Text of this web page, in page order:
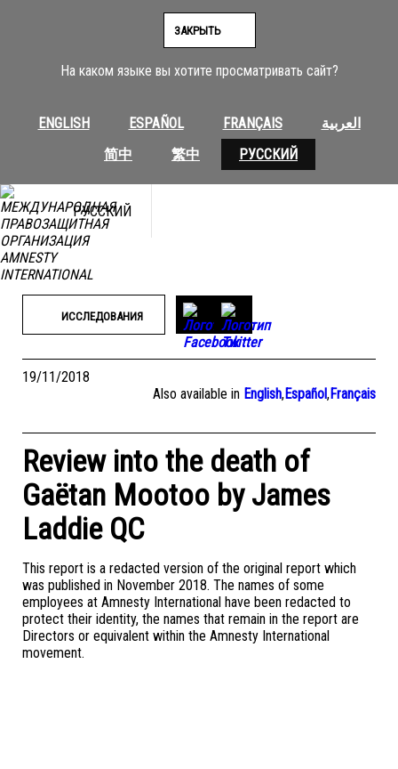
На каком языке вы хотите просматривать сайт?
ENGLISH ESPAÑOL FRANÇAIS
العربية
简中
繁中 РУССКИЙ
ЗАКРЫТЬ
РУССКИЙ
ИССЛЕДОВАНИЯ
19/11/2018
Also available in English,Español,Français
Review into the death of
Gaëtan Mootoo by James
Laddie QC
This report is a redacted version of the original report which
was published in November 2018. The names of some
employees at Amnesty International have been redacted to
protect their identity, the names that remain in the report are
Directors or equivalent within the Amnesty International
movement.